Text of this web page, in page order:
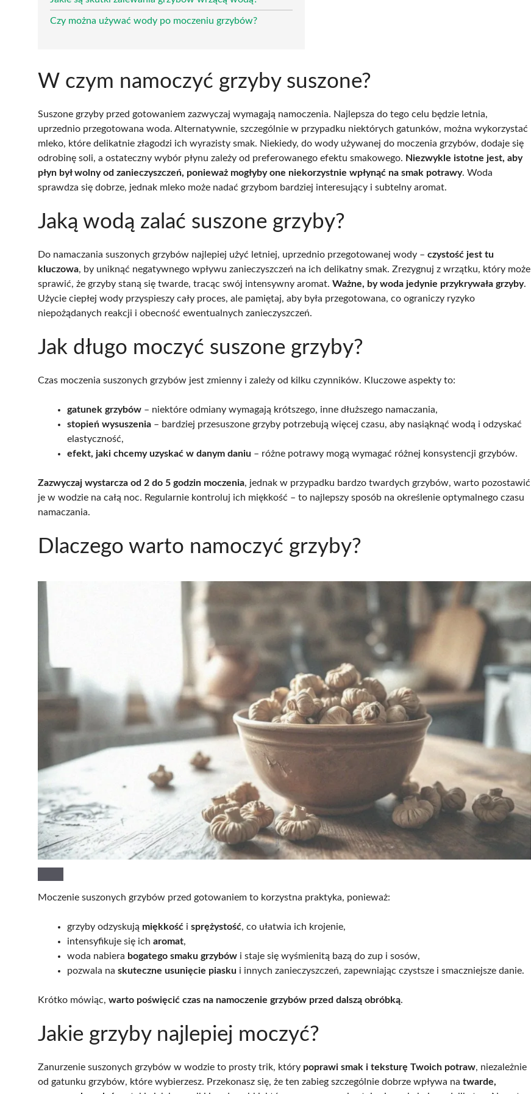
Czy można używać wody po moczeniu grzybów?
W czym namoczyć grzyby suszone?
Suszone grzyby przed gotowaniem zazwyczaj wymagają namoczenia. Najlepsza do tego celu będzie letnia,
uprzednio przegotowana woda. Alternatywnie, szczególnie w przypadku niektórych gatunków, można wykorzystać
mleko, które delikatnie złagodzi ich wyrazisty smak. Niekiedy, do wody używanej do moczenia grzybów, dodaje się
odrobinę soli, a ostateczny wybór płynu zależy od preferowanego efektu smakowego. Niezwykle istotne jest, aby
płyn był wolny od zanieczyszczeń, ponieważ mogłyby one niekorzystnie wpłynąć na smak potrawy. Woda
sprawdza się dobrze, jednak mleko może nadać grzybom bardziej interesujący i subtelny aromat.
Jaką wodą zalać suszone grzyby?
Do namaczania suszonych grzybów najlepiej użyć letniej, uprzednio przegotowanej wody – czystość jest tu
kluczowa, by uniknąć negatywnego wpływu zanieczyszczeń na ich delikatny smak. Zrezygnuj z wrzątku, który może
sprawić, że grzyby staną się twarde, tracąc swój intensywny aromat. Ważne, by woda jedynie przykrywała grzyby.
Użycie ciepłej wody przyspieszy cały proces, ale pamiętaj, aby była przegotowana, co ograniczy ryzyko
niepożądanych reakcji i obecność ewentualnych zanieczyszczeń.
Jak długo moczyć suszone grzyby?
Czas moczenia suszonych grzybów jest zmienny i zależy od kilku czynników. Kluczowe aspekty to:
gatunek grzybów – niektóre odmiany wymagają krótszego, inne dłuższego namaczania,
stopień wysuszenia – bardziej przesuszone grzyby potrzebują więcej czasu, aby nasiąknąć wodą i odzyskać
elastyczność,
efekt, jaki chcemy uzyskać w danym daniu – różne potrawy mogą wymagać różnej konsystencji grzybów.
Zazwyczaj wystarcza od 2 do 5 godzin moczenia, jednak w przypadku bardzo twardych grzybów, warto pozostawić
je w wodzie na całą noc. Regularnie kontroluj ich miękkość – to najlepszy sposób na określenie optymalnego czasu
namaczania.
Dlaczego warto namoczyć grzyby?
Moczenie suszonych grzybów przed gotowaniem to korzystna praktyka, ponieważ:
grzyby odzyskują miękkość i sprężystość, co ułatwia ich krojenie,
intensyfikuje się ich aromat,
woda nabiera bogatego smaku grzybów i staje się wyśmienitą bazą do zup i sosów,
pozwala na skuteczne usunięcie piasku i innych zanieczyszczeń, zapewniając czystsze i smaczniejsze danie.
Krótko mówiąc, warto poświęcić czas na namoczenie grzybów przed dalszą obróbką.
Jakie grzyby najlepiej moczyć?
Zanurzenie suszonych grzybów w wodzie to prosty trik, który poprawi smak i teksturę Twoich potraw, niezależnie
od gatunku grzybów, które wybierzesz. Przekonasz się, że ten zabieg szczególnie dobrze wpływa na twarde,